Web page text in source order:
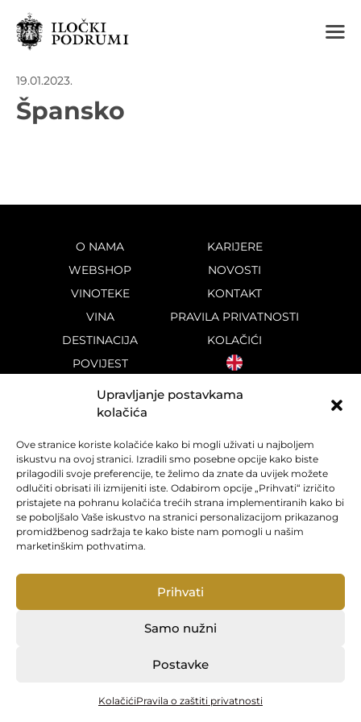
Upravljanje postavkama
kolačića
Ove stranice koriste kolačiće kako bi mogli uživati u najboljem
iskustvu na ovoj stranici. Izradili smo posebne opcije kako biste
prilagodili svoje preferencije, te želimo da znate da uvijek možete
odlučiti obrisati ili izmijeniti iste. Odabirom opcije „Prihvati“ izričito
pristajete na pohranu kolačića trećih strana implementiranih kako bi
se poboljšalo Vaše iskustvo na stranici personalizacijom prikazanog
promidžbenog sadržaja te kako biste nam pomogli u našim
marketinškim pothvatima.
Prihvati
Samo nužni
Postavke
KolačićiPravila o zaštiti privatnosti
m
19.01.2023.
Špansko
O NAMA
WEBSHOP
VINOTEKE
VINA
DESTINACIJA
POVIJEST
KARIJERE
NOVOSTI
KONTAKT
PRAVILA PRIVATNOSTI
KOLAČIĆI
f i y
Vino je ovdje umjetnost i stil života.
© 2026. Iločki podrumi